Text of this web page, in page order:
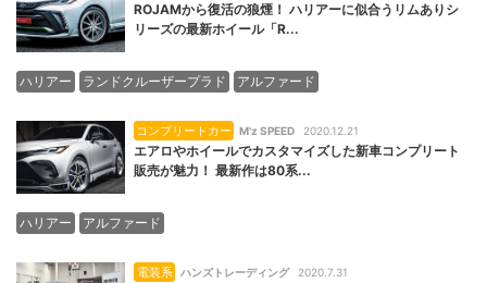
ROJAMから復活の狼煙！ ハリアーに似合うリムありシ
リーズの最新ホイール「R...
ハリアー ランドクルーザープラド アルファード
コンプリートカー M'z SPEED 2020.12.21
エアロやホイールでカスタマイズした新車コンプリート
販売が魅力！ 最新作は80系...
ハリアー アルファード
電装系 ハンズトレーディング 2020.7.31